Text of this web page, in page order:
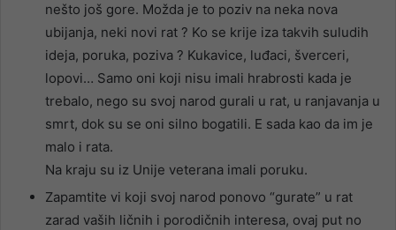
nešto još gore. Možda je to poziv na neka nova
ubijanja, neki novi rat ? Ko se krije iza takvih suludih
ideja, poruka, poziva ? Kukavice, luđaci, šverceri,
lopovi… Samo oni koji nisu imali hrabrosti kada je
trebalo, nego su svoj narod gurali u rat, u ranjavanja u
smrt, dok su se oni silno bogatili. E sada kao da im je
malo i rata.
Na kraju su iz Unije veterana imali poruku.
Zapamtite vi koji svoj narod ponovo “gurate” u rat
zarad vaših ličnih i porodičnih interesa, ovaj put no